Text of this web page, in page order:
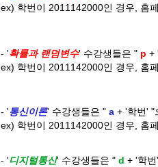
ex) 학번이 2011142000인 경우, 홈
- '확률과 랜덤변수' 수강생들은 " p +
ex) 학번이 2011142000인 경우, 홈
- '통신이론' 수강생들은 " a + '학번' "
ex) 학번이 2011142000인 경우, 홈
- '디지털통신' 수강생들은 " d + '학